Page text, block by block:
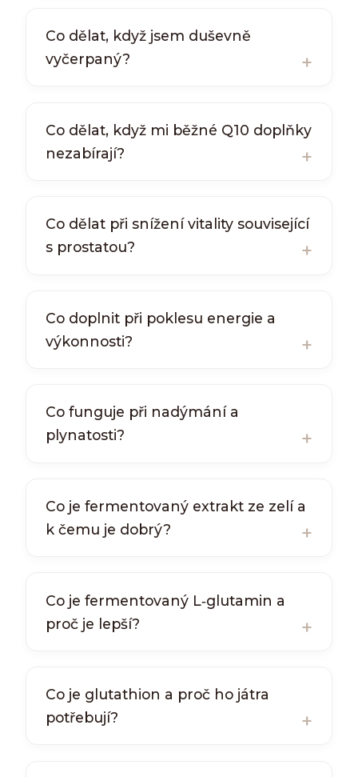
Co dělat, když jsem duševně
vyčerpaný?
Co dělat, když mi běžné Q10 doplňky
nezabírají?
Co dělat při snížení vitality související
s prostatou?
Co doplnit při poklesu energie a
výkonnosti?
Co funguje při nadýmání a
plynatosti?
Co je fermentovaný extrakt ze zelí a
k čemu je dobrý?
Co je fermentovaný L‑glutamin a
proč je lepší?
Co je glutathion a proč ho játra
potřebují?